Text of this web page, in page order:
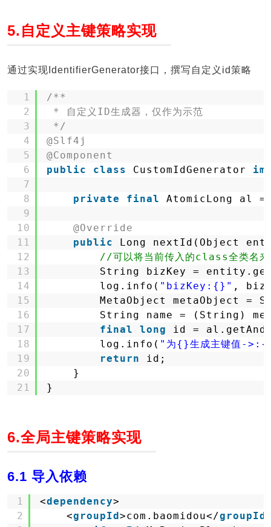
5.自定义主键策略实现
通过实现IdentifierGenerator接口，撰写自定义id策略
1
2
3
4
5
6
7
8
9
10
11
12
13
14
15
16
17
18
19
20
21
/**
* 自定义ID生成器，仅作为示范
*/
@Slf4j
@Component
public
class CustomIdGenerator
private final AtomicLong al
@Override
public
Long nextId(Object
//可以将当前传入的class全类名
String bizKey =
log.info( "bizKey:{}" ,
MetaObject metaObject =
String name = (String)
final
long
id =
log.info( "为{}生成主键值-
return
id;
}
}
6.全局主键策略实现
6.1 导入依赖
1
2
<dependency>
<groupId>com.baomidou</groupId